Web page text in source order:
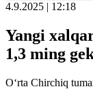
4.9.2025 | 12:18
Yangi
1,3 ming
O‘rta Chirchiq